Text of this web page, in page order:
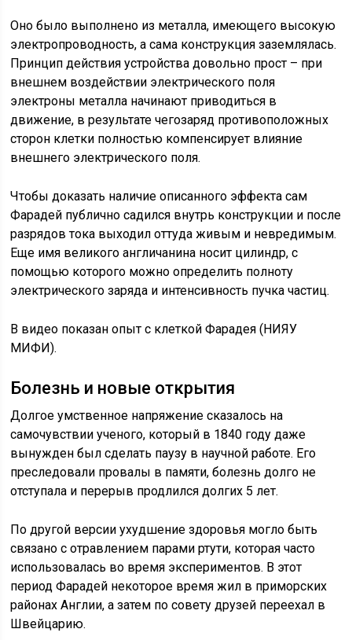
Оно было выполнено из металла, имеющего высокую
электропроводность, а сама конструкция заземлялась.
Принцип действия устройства довольно прост – при
внешнем воздействии электрического поля
электроны металла начинают приводиться в
движение, в результате чегозаряд противоположных
сторон клетки полностью компенсирует влияние
внешнего электрического поля.
Чтобы доказать наличие описанного эффекта сам
Фарадей публично садился внутрь конструкции и после
разрядов тока выходил оттуда живым и невредимым.
Еще имя великого англичанина носит цилиндр, с
помощью которого можно определить полноту
электрического заряда и интенсивность пучка частиц.
В видео показан опыт с клеткой Фарадея (НИЯУ
МИФИ).
Болезнь и новые открытия
Долгое умственное напряжение сказалось на
самочувствии ученого, который в 1840 году даже
вынужден был сделать паузу в научной работе. Его
преследовали провалы в памяти, болезнь долго не
отступала и перерыв продлился долгих 5 лет.
По другой версии ухудшение здоровья могло быть
связано с отравлением парами ртути, которая часто
использовалась во время экспериментов. В этот
период Фарадей некоторое время жил в приморских
районах Англии, а затем по совету друзей переехал в
Швейцарию.